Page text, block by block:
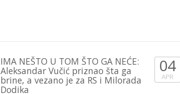
IMA NEŠTO U TOM ŠTO GA NEĆE:
Aleksandar Vučić priznao šta ga
brine, a vezano je za RS i Milorada
Dodika
04
APR